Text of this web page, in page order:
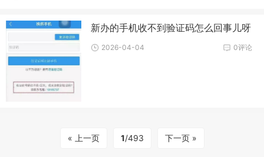
新办的手机收不到验证码怎么回事儿呀
0评论
2026-04-04
« 上一页 1/493 下一页 »